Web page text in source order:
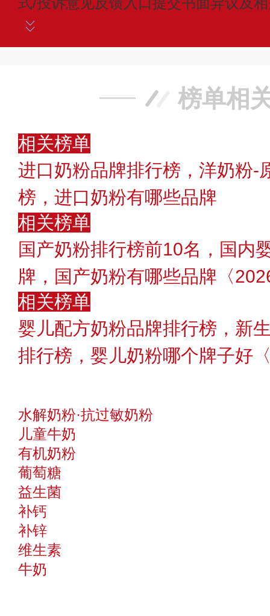
榜单相
相关榜单
进口奶粉品牌排行榜，洋奶粉-
榜，进口奶粉有哪些品牌
相关榜单
国产奶粉排行榜前10名，国内
牌，国产奶粉有哪些品牌〈
相关榜单
婴儿配方奶粉品牌排行榜，新
排行榜，婴儿奶粉哪个牌子好
水解奶粉·抗过敏奶粉
儿童牛奶
有机奶粉
葡萄糖
益生菌
补钙
补锌
维生素
牛奶